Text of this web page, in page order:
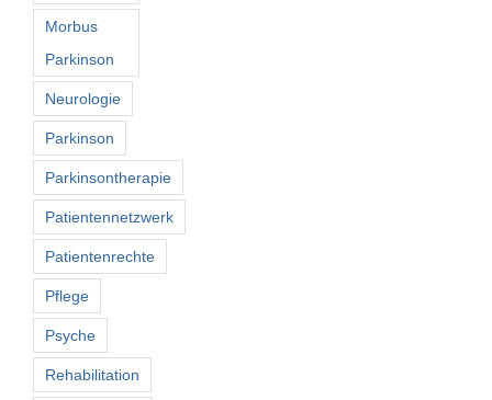
Morbus
Parkinson
Neurologie
Parkinson
Parkinsontherapie
Patientennetzwerk
Patientenrechte
Pflege
Psyche
Rehabilitation